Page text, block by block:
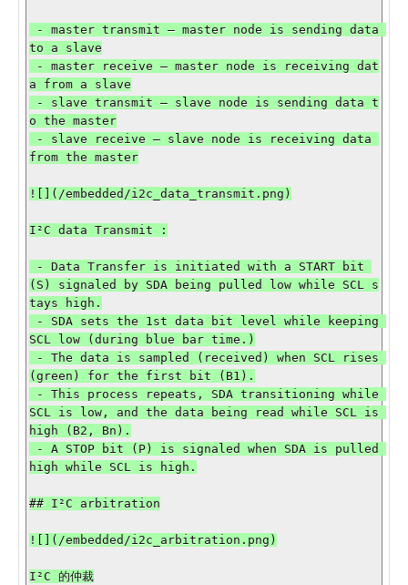
to a slave
a from a slave
o the master
from the master
![](/embedded/i2c_data_transmit.png)
I²C data Transmit :
(S) signaled by SDA being pulled low while SCL s
tays high.
SCL low (during blue bar time.)
(green) for the first bit (B1).
SCL is low, and the data being read while SCL is
high (B2, Bn).
high while SCL is high.
## I²C arbitration
![](/embedded/i2c_arbitration.png)
I²C 的仲裁